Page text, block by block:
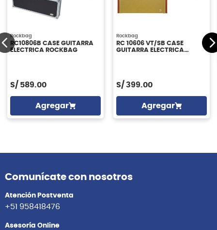
Rockbag
RC10806B CASE GUITARRA
ELECTRICA ROCKBAG
S/ 589.00
Agregar
Rockbag
RC 10606 VT/SB CASE
GUITARRA ELECTRICA
S/ 399.00
Agregar
Comunícate con nosotros
Atención Postventa
+51 958418476
Asesoría Online